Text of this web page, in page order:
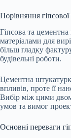
Порівняння
Гіпсова та
матеріалами для
більш гладку
будівельні роботи.
Цементна
впливів, проте її
Вибір між цими
умов та вимог
Основні переваги